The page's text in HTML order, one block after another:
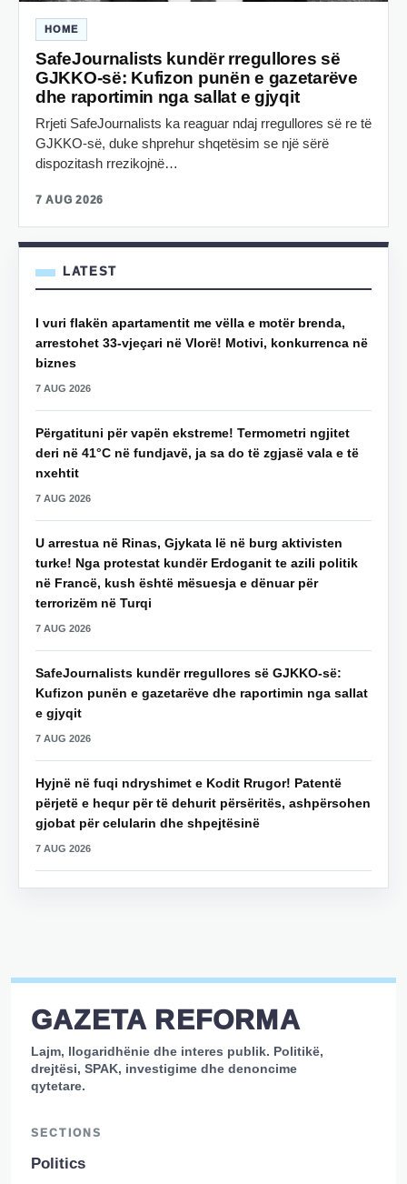
HOME
SafeJournalists kundër rregullores së
GJKKO-së: Kufizon punën e gazetarëve
dhe raportimin nga sallat e gjyqit
Rrjeti SafeJournalists ka reaguar ndaj rregullores së re të
GJKKO-së, duke shprehur shqetësim se një sërë
dispozitash rrezikojnë…
7 AUG 2026
LATEST
I vuri flakën apartamentit me vëlla e motër brenda,
arrestohet 33-vjeçari në Vlorë! Motivi, konkurrenca në
biznes
7 AUG 2026
Përgatituni për vapën ekstreme! Termometri ngjitet
deri në 41°C në fundjavë, ja sa do të zgjasë vala e të
nxehtit
7 AUG 2026
U arrestua në Rinas, Gjykata lë në burg aktivisten
turke! Nga protestat kundër Erdoganit te azili politik
në Francë, kush është mësuesja e dënuar për
terrorizëm në Turqi
7 AUG 2026
SafeJournalists kundër rregullores së GJKKO-së:
Kufizon punën e gazetarëve dhe raportimin nga sallat
e gjyqit
7 AUG 2026
Hyjnë në fuqi ndryshimet e Kodit Rrugor! Patentë
përjetë e hequr për të dehurit përsëritës, ashpërsohen
gjobat për celularin dhe shpejtësinë
7 AUG 2026
GAZETA REFORMA
Lajm, llogaridhënie dhe interes publik. Politikë,
drejtësi, SPAK, investigime dhe denoncime
qytetare.
SECTIONS
Politics